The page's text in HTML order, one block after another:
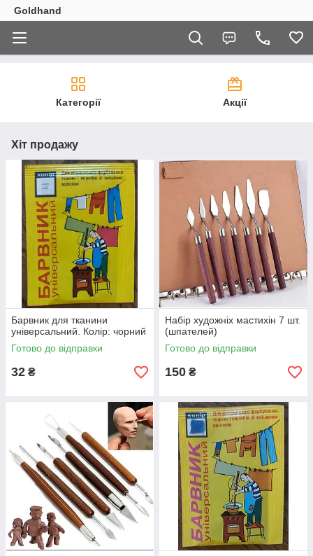
Goldhand
Категорії Акції
Хіт продажу
Барвник для тканини
універсальний. Колір: чорний
Готово до відправки
32 ₴
Набір художніх мастихін 7 шт.
(шпателей)
Готово до відправки
150 ₴